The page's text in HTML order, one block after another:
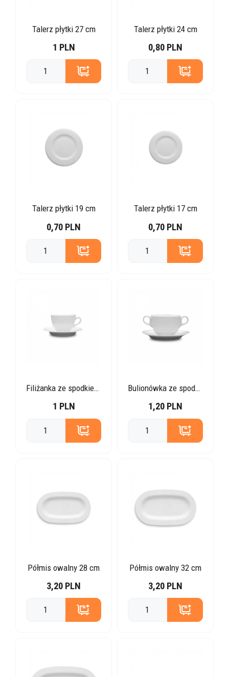
Talerz płytki 27 cm
1 PLN
Talerz płytki 24 cm
0,80 PLN
Talerz płytki 19 cm
0,70 PLN
Talerz płytki 17 cm
0,70 PLN
Filiżanka ze spodkiem biała
1 PLN
Bulionówka ze spodkiem
1,20 PLN
Półmis owalny 28 cm
3,20 PLN
Półmis owalny 32 cm
3,20 PLN